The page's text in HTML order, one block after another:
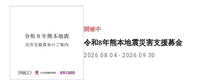
開催中
令和8年熊本地震災害支援募金
2026.08.04 2026.09.30